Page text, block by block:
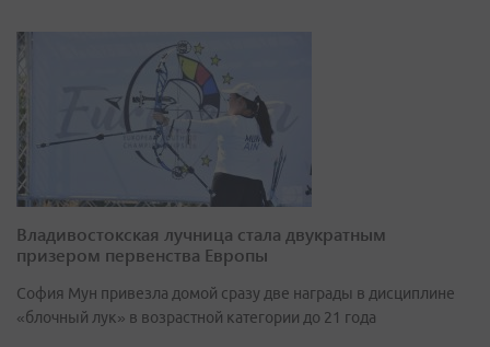
Владивостокская лучница стала двукратным
призером первенства Европы
София Мун привезла домой сразу две награды в дисциплине
«блочный лук» в возрастной категории до 21 года